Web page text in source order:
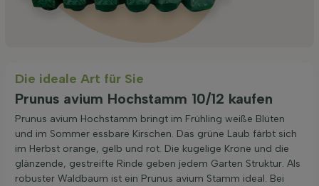
Die ideale Art für Sie
Prunus avium Hochstamm 10/12 kaufen
Prunus avium Hochstamm bringt im Frühling weiße Blüten
und im Sommer essbare Kirschen. Das grüne Laub färbt sich
im Herbst orange, gelb und rot. Die kugelige Krone und die
glänzende, gestreifte Rinde geben jedem Garten Struktur. Als
robuster Waldbaum ist ein Prunus avium Stamm ideal. Bei